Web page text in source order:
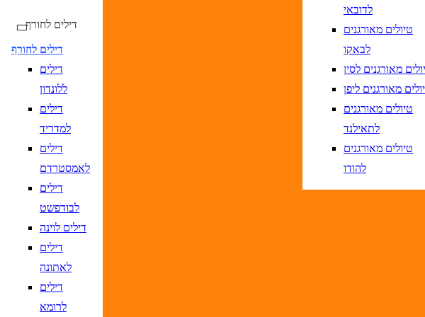
דילים לחורף
דילים לחורף
דילים
ללונדון
דילים
למדריד
דילים
לאמסטרדם
דילים
לבודפשט
דילים לוינה
דילים
לאתונה
דילים
לרומא
לדובאי
טיולים מאורגנים
לבאקו
מאורגנים לסין
מאורגנים ליפן
טיולים מאורגנים
לתאילנד
טיולים מאורגנים
להודו
טיסות ישירות בלבד אל על בלבד
הקלד יעד או עבור לכפתור הבא